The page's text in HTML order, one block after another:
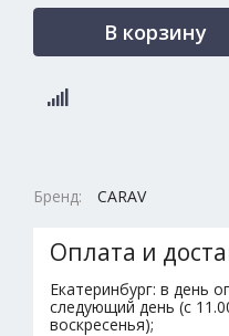
В корзину
Бренд: CARAV
Оплата и
Екатеринбург: в день
следующий день (с
воскресенья);